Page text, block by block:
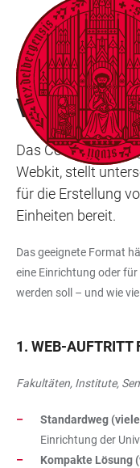
LINKS
ZUR
ZUM
HAUPTINHALT
HAUPTNAVIGATION
ÖFFNEN
WEBSEITENSUCHE
ÖFFNEN
REGELUNGEN
VERGABE
Das Content-
Webkit, stellt
für die Erstellung
Einheiten bereit.
Das geeignete Format
eine Einrichtung oder
werden soll – und wie
1. WEB-AUFTRITT
Fakultäten, Institute,
Standardweg
Einrichtung der
Kompakte Lösung